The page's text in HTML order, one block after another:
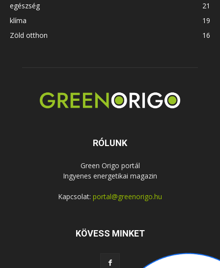
egészség
21
klíma
19
Zöld otthon
16
RÓLUNK
Green Origo portál
Ingyenes energetikai magazin
Kapcsolat: portal@greenorigo.hu
KÖVESS MINKET